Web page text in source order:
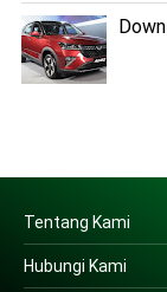
Tentang Kami
Hubungi Kami